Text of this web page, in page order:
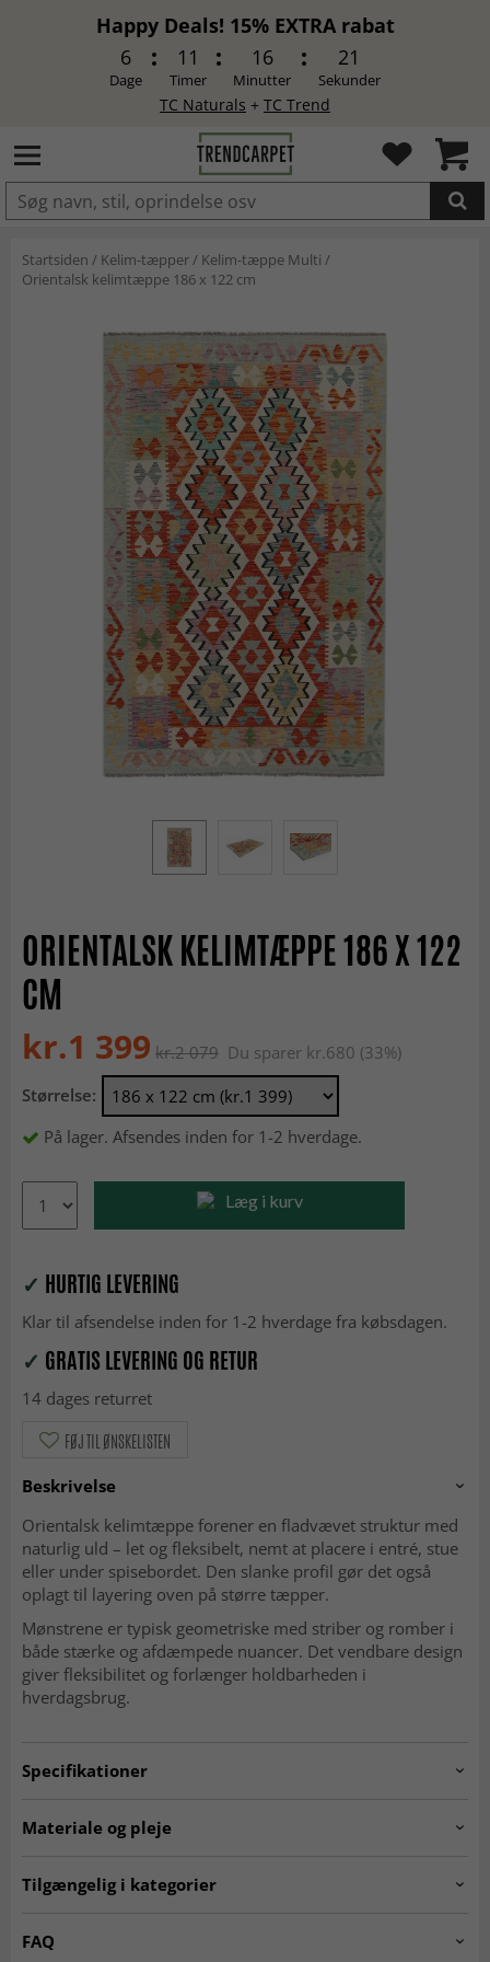
Happy Deals! 15% EXTRA rabat
6
Dage
11
Timer
16
Minutter
20
Sekunder
TC Naturals + TC Trend
LAGT I INDKØBSKURVEN.
Startsiden / Kelim-tæpper/ Kelim-tæppe Multi /
Orientalsk kelimtæppe 186 x 122 cm
ORIENTALSK KELIMTÆPPE 186 X 122
CM
kr.1 399 kr.2 079 Du sparer kr.680 (33%)
Størrelse:
På lager. Afsendes inden for 1-2 hverdage.
Læg i kurv
✓ HURTIG LEVERING
Klar til afsendelse inden for 1-2 hverdage fra købsdagen.
✓ GRATIS LEVERING OG RETUR
14 dages returret
FØJ TIL ØNSKELISTEN
Beskrivelse
Orientalsk kelimtæppe forener en fladvævet struktur med
naturlig uld – let og fleksibelt, nemt at placere i entré, stue
eller under spisebordet. Den slanke profil gør det også
oplagt til layering oven på større tæpper.
Mønstrene er typisk geometriske med striber og romber i
både stærke og afdæmpede nuancer. Det vendbare design
giver fleksibilitet og forlænger holdbarheden i
hverdagsbrug.
Specifikationer
Vævning
Materiale og pleje
Materiale
Uld
Tilgængelig i kategorier
FAQ